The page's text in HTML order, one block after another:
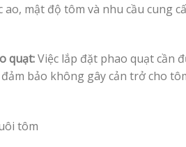
ao, mật độ tôm và nhu cầu cung
quạt:Việc lắp đặt phao quạt cần
bảo không gây cản trở cho